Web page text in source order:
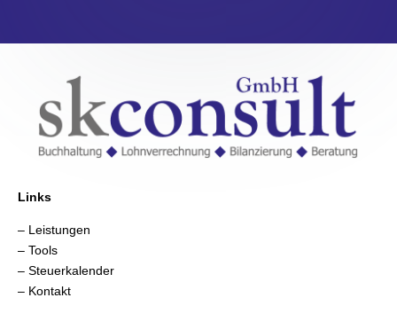
Links
– Leistungen
– Tools
– Steuerkalender
– Kontakt